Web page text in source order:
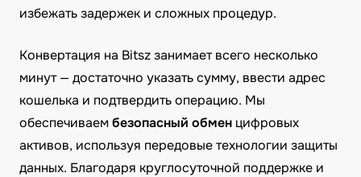
избежать задержек и сложных процедур.
Конвертация на Bitsz занимает всего несколько
минут — достаточно указать сумму, ввести адрес
кошелька и подтвердить операцию. Мы
обеспечиваембезопасный обмен цифровых
активов, используя передовые технологии защиты
данных. Благодаря круглосуточной поддержке и